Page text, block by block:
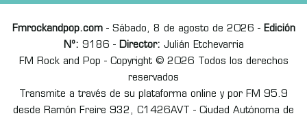
Fmrockandpop.com- Sábado, 8 de agosto de 2026 - Edición
Nº: 9186 - Director: Julián Etchevarria
FM Rock and Pop - Copyright © 2026 Todos los derechos
reservados
Transmite a través de su plataforma online y por FM 95.9
desde Ramón Freire 932, C1426AVT - Ciudad Autónoma de